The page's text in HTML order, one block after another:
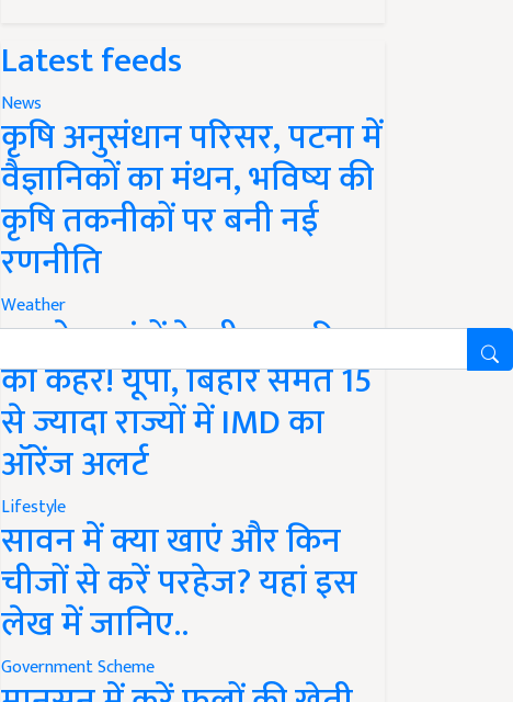
Latest feeds
News
कृषि अनुसंधान परिसर, पटना में
वैज्ञानिकों का मंथन, भविष्य की
कृषि तकनीकों पर बनी नई
रणनीति
Weather
अगले 12 घंटों के भीतर बारिश
का कहर! यूपी, बिहार समेत 15
से ज्यादा राज्यों में IMD का
ऑरेंज अलर्ट
Lifestyle
सावन में क्या खाएं और किन
चीजों से करें परहेज? यहां इस
लेख में जानिए..
Government Scheme